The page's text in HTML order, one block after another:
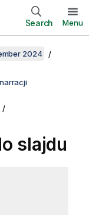
Search Menu
2024
slajdu